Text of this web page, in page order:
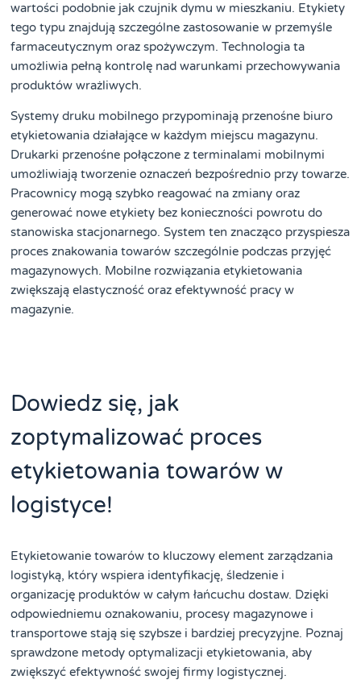
wartości podobnie jak czujnik dymu w mieszkaniu. Etykiety
tego typu znajdują szczególne zastosowanie w przemyśle
farmaceutycznym oraz spożywczym. Technologia ta
umożliwia pełną kontrolę nad warunkami przechowywania
produktów wrażliwych.
Systemy druku mobilnego przypominają przenośne biuro
etykietowania działające w każdym miejscu magazynu.
Drukarki przenośne połączone z terminalami mobilnymi
umożliwiają tworzenie oznaczeń bezpośrednio przy towarze.
Pracownicy mogą szybko reagować na zmiany oraz
generować nowe etykiety bez konieczności powrotu do
stanowiska stacjonarnego. System ten znacząco przyspiesza
proces znakowania towarów szczególnie podczas przyjęć
magazynowych. Mobilne rozwiązania etykietowania
zwiększają elastyczność oraz efektywność pracy w
magazynie.
Dowiedz się, jak
zoptymalizować proces
etykietowania towarów w
logistyce!
Etykietowanie towarów to kluczowy element zarządzania
logistyką, który wspiera identyfikację, śledzenie i
organizację produktów w całym łańcuchu dostaw. Dzięki
odpowiedniemu oznakowaniu, procesy magazynowe i
transportowe stają się szybsze i bardziej precyzyjne. Poznaj
sprawdzone metody optymalizacji etykietowania, aby
zwiększyć efektywność swojej firmy logistycznej.